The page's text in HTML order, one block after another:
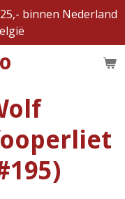
binnen Nederland